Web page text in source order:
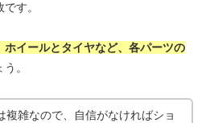
す。
イールとタイヤなど、各パーツの
。
複雑なので、自信がなければショ